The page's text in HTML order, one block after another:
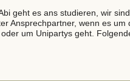
geht es ans studieren, wir
Ansprechpartner, wenn es um
um Unipartys geht.